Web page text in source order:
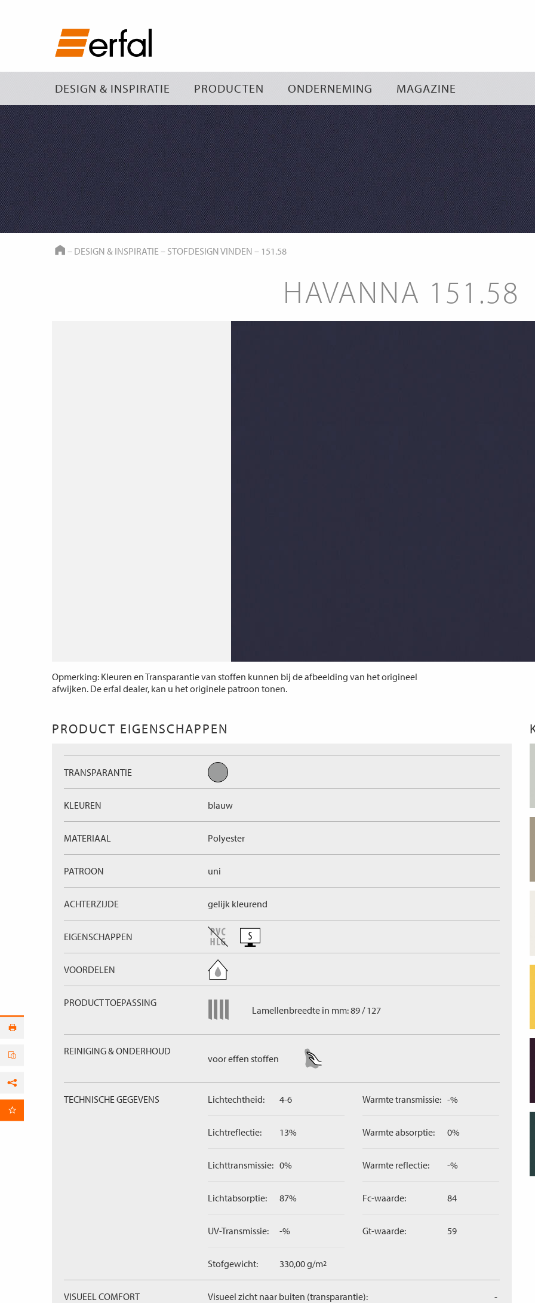
DESIGN & INSPIRATIE PRODUCTEN ONDERNEMING MAGAZINE
HOME
– DESIGN & INSPIRATIE– STOFDESIGN VINDEN – 151.58
HAVANNA 151.58
Opmerking: Kleuren en Transparantie van stoffen kunnen bij de afbeelding van het origineel
afwijken. De erfal dealer, kan u het originele patroon tonen.
PRODUCT EIGENSCHAPPEN
TRANSPARANTIE
KLEUREN blauw
MATERIAAL Polyester
PATROON uni
ACHTERZIJDE gelijk kleurend
EIGENSCHAPPEN
VOORDELEN
PRODUCT TOEPASSING
Lamellenbreedte in mm: 89 / 127
REINIGING & ONDERHOUD
voor effen stoffen
TECHNISCHE GEGEVENS Lichtechtheid: 4-6
Lichtreflectie: 13%
Lichttransmissie: 0%
Lichtabsorptie: 87%
UV-Transmissie: -%
Stofgewicht: 330,00 g/m2
Warmte transmissie: -%
Warmte absorptie: 0%
Warmte reflectie: -%
Fc-waarde: 84
Gt-waarde: 59
VISUEEL COMFORT Visueel zicht naar buiten (transparantie): -